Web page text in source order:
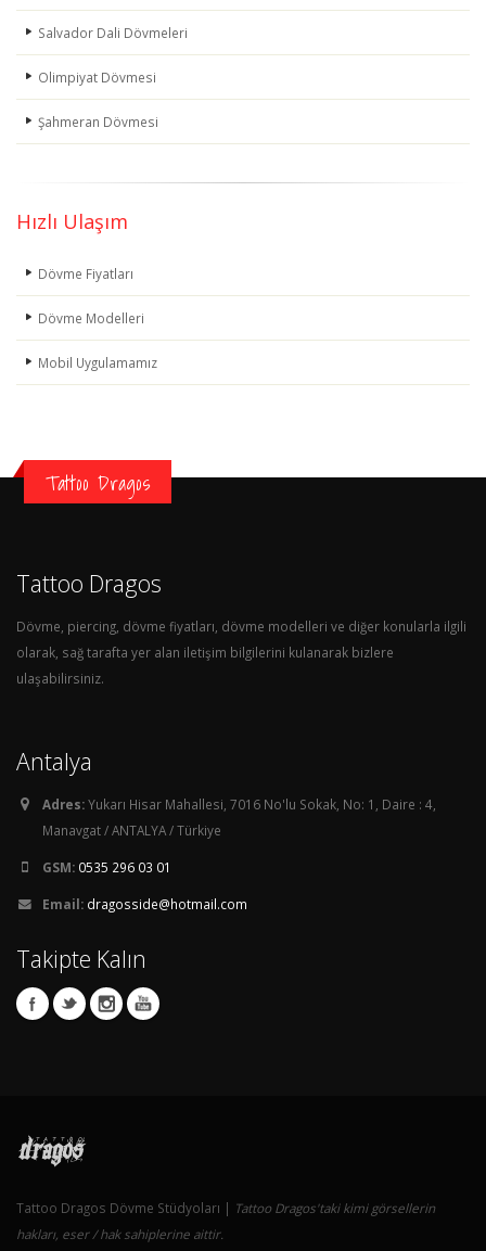
Salvador Dali Dövmeleri
Olimpiyat Dövmesi
Şahmeran Dövmesi
Hızlı Ulaşım
Dövme Fiyatları
Dövme Modelleri
Mobil Uygulamamız
Tattoo Dragos
Tattoo Dragos
Dövme, piercing, dövme fiyatları, dövme modelleri ve diğer konularla ilgili
olarak, sağ tarafta yer alan iletişim bilgilerini kulanarak bizlere
ulaşabilirsiniz.
Antalya
Adres:Yukarı Hisar Mahallesi, 7016 No'lu Sokak, No: 1, Daire : 4,
Manavgat / ANTALYA / Türkiye
GSM: 0535 296 03 01
Email: dragosside@hotmail.com
Takipte Kalın
Tattoo Dragos Dövme Stüdyoları | Tattoo Dragos'taki kimi görsellerin
hakları, eser / hak sahiplerine aittir.